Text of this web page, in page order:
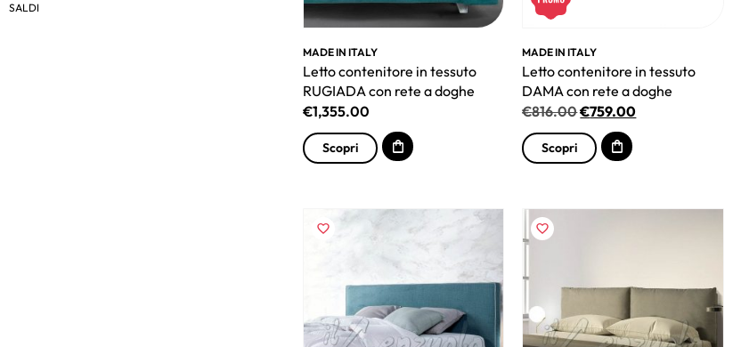
SALDI
MADE IN ITALY
Letto contenitore in tessuto
RUGIADA con rete a doghe
€1,355.00
Scopri
MADE IN ITALY
Letto contenitore in tessuto
DAMA con rete a doghe
€816.00€759.00
Scopri